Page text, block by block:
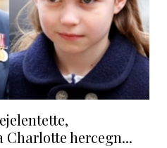
hercegn...